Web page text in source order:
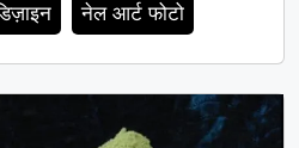
नेल आर्ट फोटो